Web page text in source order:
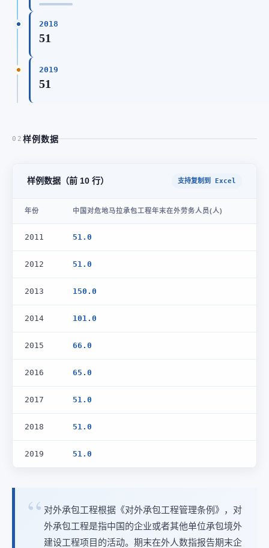
2018
51
2019
51
02 样例数据
样例数据（前 10 行） 支持复制到 Excel
年份 中国对危地马拉承包工程年末在外劳务人员(人)
2011 51.0
2012 51.0
2013 150.0
2014 101.0
2015 66.0
2016 65.0
2017 51.0
2018 51.0
2019 51.0
对外承包工程根据《对外承包工程管理条例》，对
外承包工程是指中国的企业或者其他单位承包境外
建设工程项目的活动。期末在外人数指报告期末企